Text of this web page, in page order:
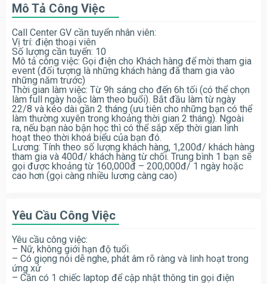
Mô Tả Công Việc
Call Center GV cần tuyển nhân viên:
Vị trí: điện thoại viên
Số lượng cần tuyển: 10
Mô tả công việc: Gọi điện cho Khách hàng để mời tham gia
event (đối tượng là những khách hàng đã tham gia vào
những năm trước)
Thời gian làm việc: Từ 9h sáng cho đến 6h tối (có thể chọn
làm full ngày hoặc làm theo buổi). Bắt đầu làm từ ngày
22/8 và kéo dài gần 2 tháng (ưu tiên cho những bạn có thể
làm thường xuyên trong khoảng thời gian 2 tháng). Ngoài
ra, nếu bạn nào bận học thì có thể sắp xếp thời gian linh
hoạt theo thời khoá biểu của bạn đó.
Lương: Tính theo số lượng khách hàng, 1,200đ/ khách hàng
tham gia và 400đ/ khách hàng từ chối. Trung bình 1 bạn sẽ
gọi được khoảng từ 160,000đ – 200,000đ/ 1 ngày hoặc
cao hơn (gọi càng nhiều lương càng cao)
Yêu Cầu Công Việc
Yêu cầu công việc:
– Nữ, không giới hạn độ tuổi.
– Có giọng nói dễ nghe, phát âm rõ ràng và linh hoạt trong
ứng xử
– Cần có 1 chiếc laptop để cập nhật thông tin gọi điện